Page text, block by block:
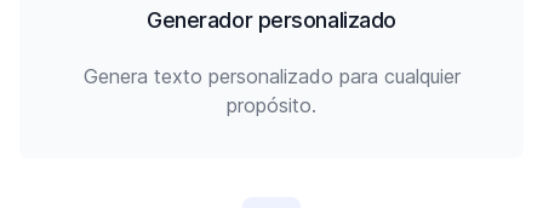
Generador personalizado
Genera texto personalizado para cualquier
propósito.